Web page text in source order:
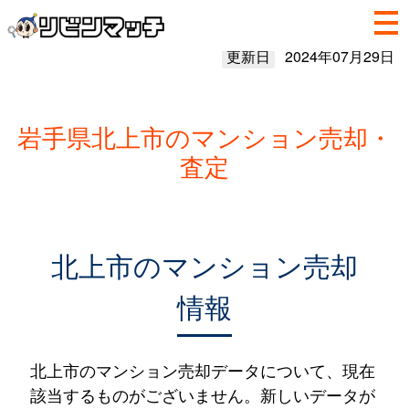
更新日 2024年07月29日
岩手県北上市のマンション売却・
査定
北上市のマンション売却
情報
北上市のマンション売却データについて、現在
該当するものがございません。新しいデータが